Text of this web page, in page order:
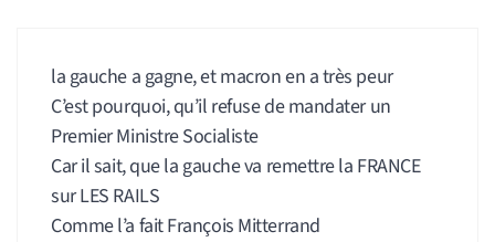
la gauche a gagne, et macron en a très peur
C’est pourquoi, qu’il refuse de mandater un
Premier Ministre Socialiste
Car il sait, que la gauche va remettre la FRANCE
sur LES RAILS
Comme l’a fait François Mitterrand